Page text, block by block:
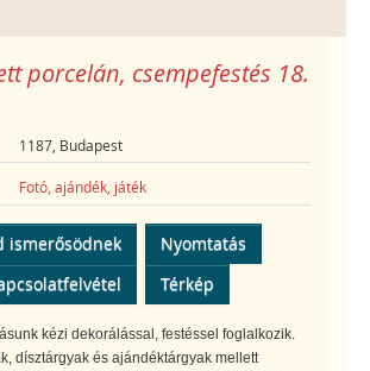
porcelán, csempefestés 18.
1187, Budapest
Fotó, ajándék, játék
ismerősödnek
Nyomtatás
Térkép
kézi dekorálással, festéssel foglalkozik.
dísztárgyak és ajándéktárgyak mellett